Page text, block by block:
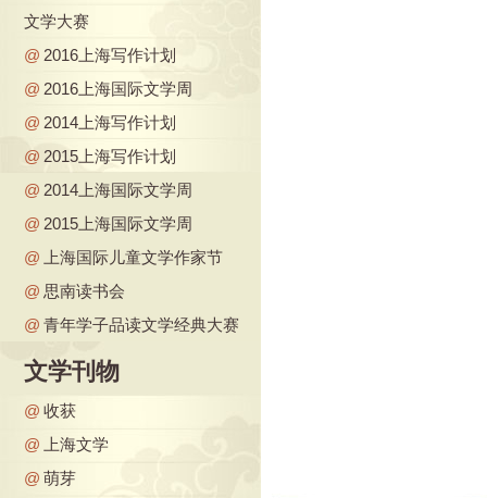
文学大赛
@ 2016上海写作计划
@ 2016上海国际文学周
@ 2014上海写作计划
@ 2015上海写作计划
@ 2014上海国际文学周
@ 2015上海国际文学周
@
上海国际儿童文学作家节
@ 思南读书会
@ 青年学子品读文学经典大赛
文学刊物
@ 收获
@
上海文学
@ 萌芽